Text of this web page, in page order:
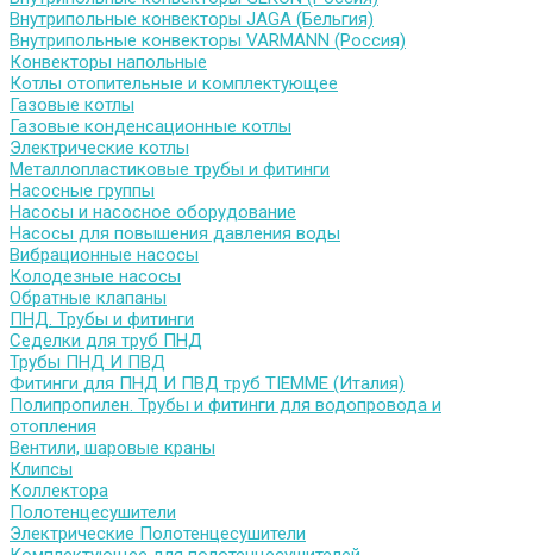
Внутрипольные конвекторы JAGA (Бельгия)
Внутрипольные конвекторы VARMANN (Россия)
Конвекторы напольные
Котлы отопительные и комплектующее
Газовые котлы
Газовые конденсационные котлы
Электрические котлы
Металлопластиковые трубы и фитинги
Насосные группы
Насосы и насосное оборудование
Насосы для повышения давления воды
Вибрационные насосы
Колодезные насосы
Обратные клапаны
ПНД. Трубы и фитинги
Седелки для труб ПНД
Трубы ПНД И ПВД
Фитинги для ПНД И ПВД труб TIEMME (Италия)
Полипропилен. Трубы и фитинги для водопровода и
отопления
Вентили, шаровые краны
Клипсы
Коллектора
Полотенцесушители
Электрические Полотенцесушители